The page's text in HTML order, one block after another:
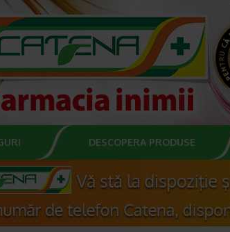
DESCOPERA PRODUSE